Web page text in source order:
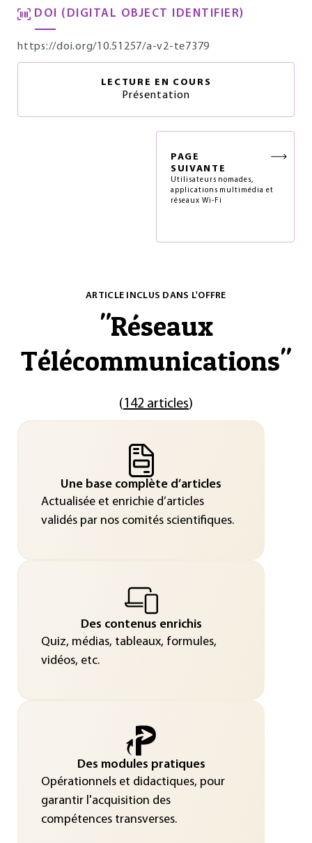
DOI (DIGITAL OBJECT IDENTIFIER)
https://doi.org/10.51257/a-v2-te7379
LECTURE EN COURS
Présentation
PAGE
SUIVANTE
Utilisateurs nomades,
applications multimédia et
réseaux Wi-Fi
ARTICLE INCLUS DANS L'OFFRE
"Réseaux
Télécommunications"
(142 articles)
Une base complète d’articles
Actualisée et enrichie d’articles
validés par nos comités scientifiques.
Des contenus enrichis
Quiz, médias, tableaux, formules,
vidéos, etc.
Des modules pratiques
Opérationnels et didactiques, pour
garantir l'acquisition des
compétences transverses.